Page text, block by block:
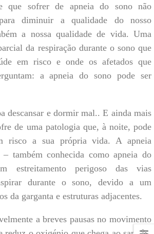
que sofrer de apneia do sono não
diminuir a qualidade do nosso
a nossa qualidade de vida. Uma
da respiração durante o sono que
em risco e onde os afetados que
a apneia do sono pode ser
descansar e dormir mal.. E ainda mais
de uma patologia que, à noite, pode
risco a sua própria vida. A apneia
também conhecida como apneia do
estreitamento perigoso das vias
durante o sono, devido a um
da garganta e estruturas adjacentes.
a breves pausas no movimento